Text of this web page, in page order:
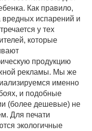
Как правило,
вредных испарений и
у тех
которые
продукцию
рекламы. Мы же
именно
и подобные
(более дешевые) не
Для печати
экологичные